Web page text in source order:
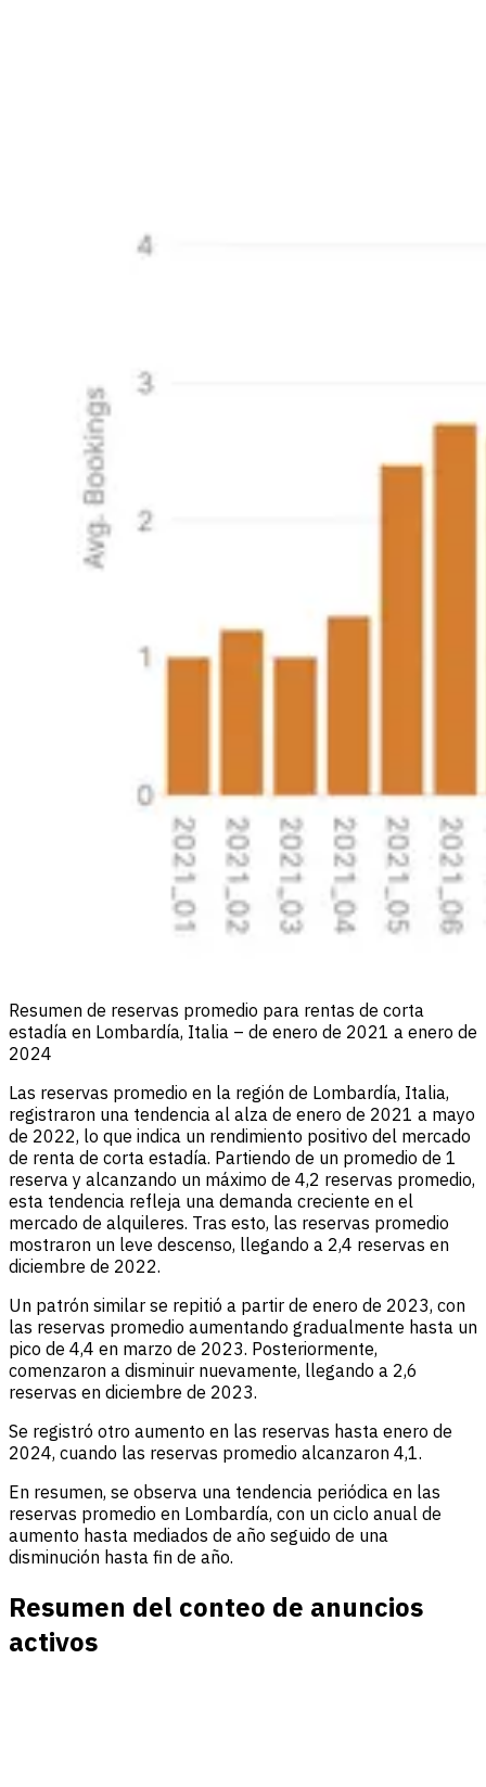
Resumen de reservas promedio para rentas de corta
estadía en Lombardía, Italia – de enero de 2021 a enero de
2024
Las reservas promedio en la región de Lombardía, Italia,
registraron una tendencia al alza de enero de 2021 a mayo
de 2022, lo que indica un rendimiento positivo del mercado
de renta de corta estadía. Partiendo de un promedio de 1
reserva y alcanzando un máximo de 4,2 reservas promedio,
esta tendencia refleja una demanda creciente en el
mercado de alquileres. Tras esto, las reservas promedio
mostraron un leve descenso, llegando a 2,4 reservas en
diciembre de 2022.
Un patrón similar se repitió a partir de enero de 2023, con
las reservas promedio aumentando gradualmente hasta un
pico de 4,4 en marzo de 2023. Posteriormente,
comenzaron a disminuir nuevamente, llegando a 2,6
reservas en diciembre de 2023.
Se registró otro aumento en las reservas hasta enero de
2024, cuando las reservas promedio alcanzaron 4,1.
En resumen, se observa una tendencia periódica en las
reservas promedio en Lombardía, con un ciclo anual de
aumento hasta mediados de año seguido de una
disminución hasta fin de año.
Resumen del conteo de anuncios
activos